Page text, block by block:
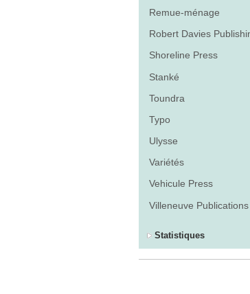
Remue-ménage
Robert Davies
Shoreline Press
Stanké
Toundra
Typo
Ulysse
Variétés
Vehicule Press
Villeneuve Publications
Statistiques